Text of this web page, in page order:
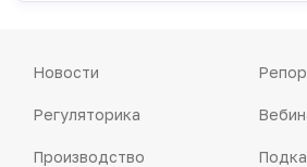
Новости
Регуляторика
Производство